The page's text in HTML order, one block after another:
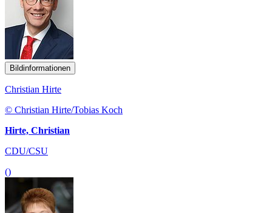
Bildinformationen
Christian Hirte
© Christian Hirte/Tobias Koch
Hirte, Christian
CDU/CSU
()